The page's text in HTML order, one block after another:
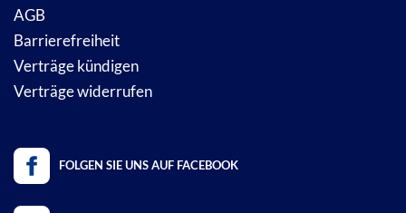
AGB
Barrierefreiheit
Verträge kündigen
Verträge widerrufen
FOLGEN SIE UNS AUF FACEBOOK